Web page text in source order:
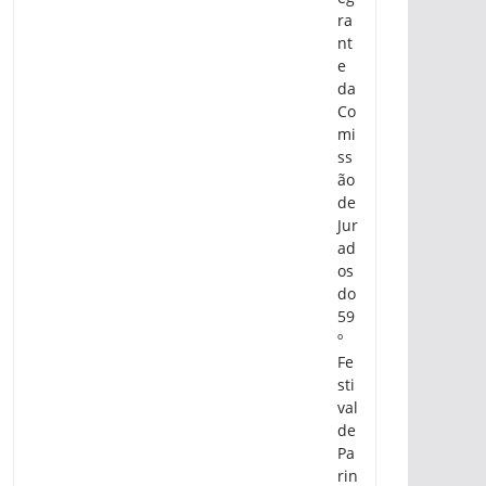
ra
nt
e
da
Co
mi
ss
ão
de
Jur
ad
os
do
59
º
Fe
sti
val
de
Pa
rin